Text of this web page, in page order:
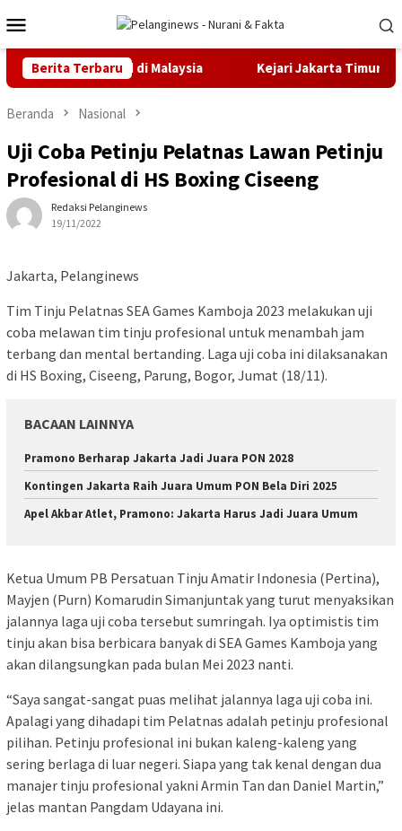
ke
kontenMobile
Berita Terbaru
Olympiad di Malaysia Kejari Jakarta Timur Terima
Beranda Nasional
Uji Coba Petinju Pelatnas Lawan Petinju
Profesional di HS Boxing Ciseeng
Redaksi Pelanginews
19/11/2022
Jakarta, Pelanginews
Tim Tinju Pelatnas SEA Games Kamboja 2023 melakukan uji
coba melawan tim tinju profesional untuk menambah jam
terbang dan mental bertanding. Laga uji coba ini dilaksanakan
di HS Boxing, Ciseeng, Parung, Bogor, Jumat (18/11).
BACAAN LAINNYA
Pramono Berharap Jakarta Jadi Juara PON 2028
Kontingen Jakarta Raih Juara Umum PON Bela Diri 2025
Apel Akbar Atlet, Pramono: Jakarta Harus Jadi Juara Umum
Ketua Umum PB Persatuan Tinju Amatir Indonesia (Pertina),
Mayjen (Purn) Komarudin Simanjuntak yang turut menyaksikan
jalannya laga uji coba tersebut sumringah. Iya optimistis tim
tinju akan bisa berbicara banyak di SEA Games Kamboja yang
akan dilangsungkan pada bulan Mei 2023 nanti.
“Saya sangat-sangat puas melihat jalannya laga uji coba ini.
Apalagi yang dihadapi tim Pelatnas adalah petinju profesional
pilihan. Petinju profesional ini bukan kaleng-kaleng yang
sering berlaga di luar negeri. Siapa yang tak kenal dengan dua
manajer tinju profesional yakni Armin Tan dan Daniel Martin,”
jelas mantan Pangdam Udayana ini.